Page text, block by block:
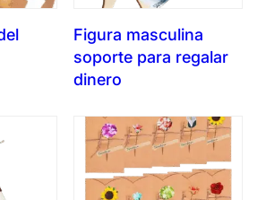
Figura masculina
soporte para regalar
dinero